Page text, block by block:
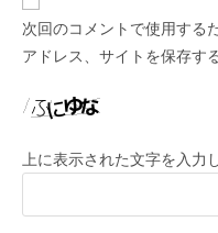
次回のコメントで使用する
アドレス、サイトを保存する
上に表示された文字を入力